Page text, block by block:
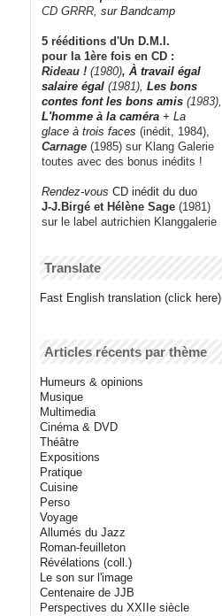
CD GRRR, sur Bandcamp
5 rééditions d'Un D.M.I.
pour la 1ère fois en CD :
Rideau ! (1980), À travail égal
salaire égal (1981), Les bons
contes font les bons amis (1983),
L'homme à la caméra + La
glace à trois faces (inédit, 1984),
Carnage (1985) sur Klang Galerie
toutes avec des bonus inédits !
Rendez-vous CD inédit du duo
J-J.Birgé et Hélène Sage (1981)
sur le label autrichien Klanggalerie
Translate
Fast English translation (click here)
Articles récents par thème
Humeurs & opinions
Musique
Multimedia
Cinéma & DVD
Théâtre
Expositions
Pratique
Cuisine
Perso
Voyage
Allumés du Jazz
Roman-feuilleton
Révélations (coll.)
Le son sur l'image
Centenaire de JJB
Perspectives du XXIIe siècle